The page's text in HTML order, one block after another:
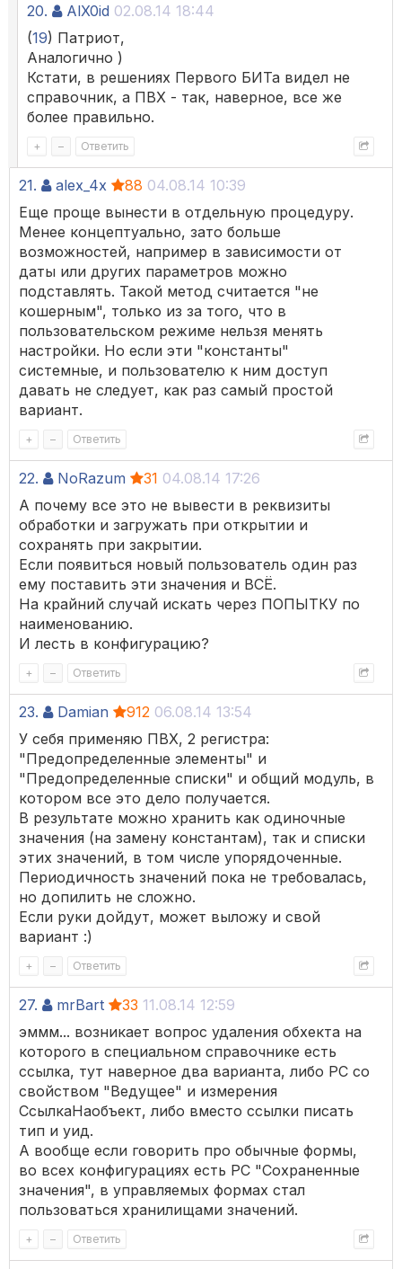
20. AlX0id 02.08.14 18:44
(19) Патриот,
Аналогично )
Кстати, в решениях Первого БИТа видел не
справочник, а ПВХ - так, наверное, все же
более правильно.
+ – Ответить
21. alex_4x 88 04.08.14 10:39
Еще проще вынести в отдельную процедуру.
Менее концептуально, зато больше
возможностей, например в зависимости от
даты или других параметров можно
подставлять. Такой метод считается "не
кошерным", только из за того, что в
пользовательском режиме нельзя менять
настройки. Но если эти "константы"
системные, и пользователю к ним доступ
давать не следует, как раз самый простой
вариант.
+ – Ответить
22. NoRazum 31 04.08.14 17:26
А почему все это не вывести в реквизиты
обработки и загружать при открытии и
сохранять при закрытии.
Если появиться новый пользователь один раз
ему поставить эти значения и ВСЁ.
На крайний случай искать через ПОПЫТКУ по
наименованию.
И лесть в конфигурацию?
+ – Ответить
23. Damian 912 06.08.14 13:54
У себя применяю ПВХ, 2 регистра:
"Предопределенные элементы" и
"Предопределенные списки" и общий модуль, в
котором все это дело получается.
В результате можно хранить как одиночные
значения (на замену константам), так и списки
этих значений, в том числе упорядоченные.
Периодичность значений пока не требовалась,
но допилить не сложно.
Если руки дойдут, может выложу и свой
вариант :)
+ – Ответить
27. mrBart 33 11.08.14 12:59
эммм... возникает вопрос удаления обхекта на
которого в специальном справочнике есть
ссылка, тут наверное два варианта, либо РС со
свойством "Ведущее" и измерения
СсылкаНаобъект, либо вместо ссылки писать
тип и уид.
А вообще если говорить про обычные формы,
во всех конфигурациях есть РС "Сохраненные
значения", в управляемых формах стал
пользоваться хранилищами значений.
+ – Ответить